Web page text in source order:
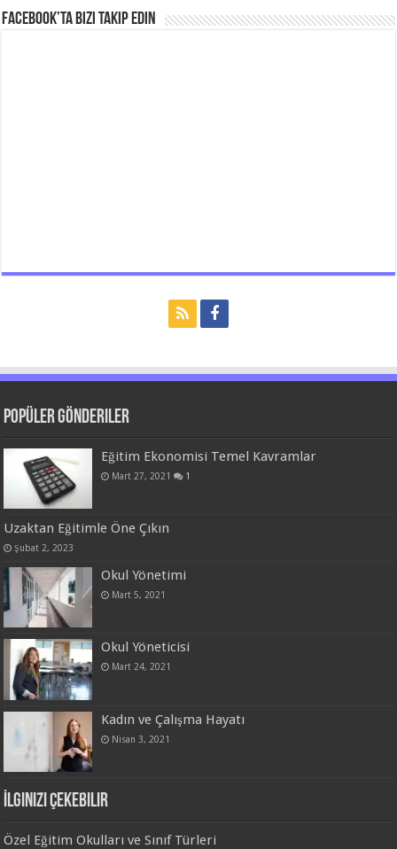
Facebook’ta bizi takip edin
Popüler Gönderiler
Eğitim Ekonomisi Temel Kavramlar
Mart 27, 2021 1
Uzaktan Eğitimle Öne Çıkın
Şubat 2, 2023
Okul Yönetimi
Mart 5, 2021
Okul Yöneticisi
Mart 24, 2021
Kadın ve Çalışma Hayatı
Nisan 3, 2021
İlginizi Çekebilir
Özel Eğitim Okulları ve Sınıf Türleri